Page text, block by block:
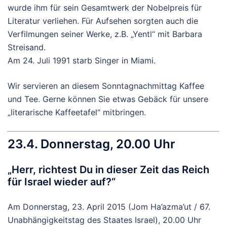
wurde ihm für sein Gesamtwerk der Nobelpreis für
Literatur verliehen. Für Aufsehen sorgten auch die
Verfilmungen seiner Werke, z.B. „Yentl“ mit Barbara
Streisand.
Am 24. Juli 1991 starb Singer in Miami.
Wir servieren an diesem Sonntagnachmittag Kaffee
und Tee. Gerne können Sie etwas Gebäck für unsere
„literarische Kaffeetafel“ mitbringen.
23.4. Donnerstag, 20.00 Uhr
„Herr, richtest Du in dieser Zeit das Reich
für Israel wieder auf?“
Am Donnerstag, 23. April 2015 (Jom Ha’azma’ut / 67.
Unabhängigkeitstag des Staates Israel), 20.00 Uhr